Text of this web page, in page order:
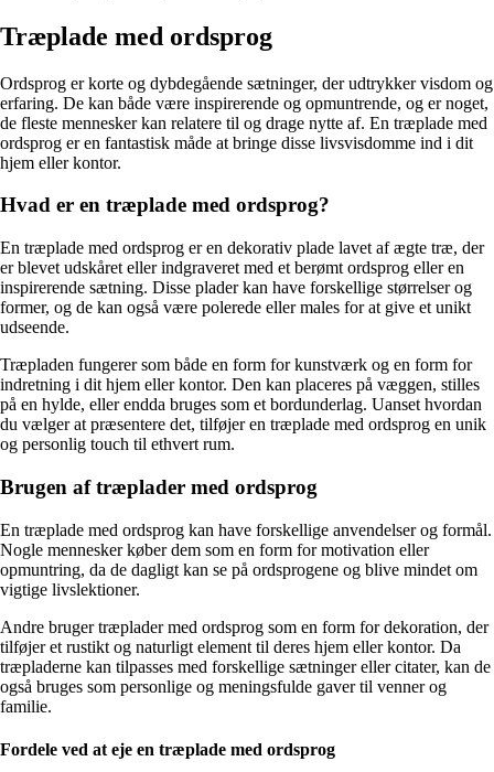
Træplade med ordsprog
Ordsprog er korte og dybdegående sætninger, der udtrykker visdom og
erfaring. De kan både være inspirerende og opmuntrende, og er noget,
de fleste mennesker kan relatere til og drage nytte af. En træplade med
ordsprog er en fantastisk måde at bringe disse livsvisdomme ind i dit
hjem eller kontor.
Hvad er en træplade med ordsprog?
En træplade med ordsprog er en dekorativ plade lavet af ægte træ, der
er blevet udskåret eller indgraveret med et berømt ordsprog eller en
inspirerende sætning. Disse plader kan have forskellige størrelser og
former, og de kan også være polerede eller males for at give et unikt
udseende.
Træpladen fungerer som både en form for kunstværk og en form for
indretning i dit hjem eller kontor. Den kan placeres på væggen, stilles
på en hylde, eller endda bruges som et bordunderlag. Uanset hvordan
du vælger at præsentere det, tilføjer en træplade med ordsprog en unik
og personlig touch til ethvert rum.
Brugen af træplader med ordsprog
En træplade med ordsprog kan have forskellige anvendelser og formål.
Nogle mennesker køber dem som en form for motivation eller
opmuntring, da de dagligt kan se på ordsprogene og blive mindet om
vigtige livslektioner.
Andre bruger træplader med ordsprog som en form for dekoration, der
tilføjer et rustikt og naturligt element til deres hjem eller kontor. Da
træpladerne kan tilpasses med forskellige sætninger eller citater, kan de
også bruges som personlige og meningsfulde gaver til venner og
familie.
Fordele ved at eje en træplade med ordsprog